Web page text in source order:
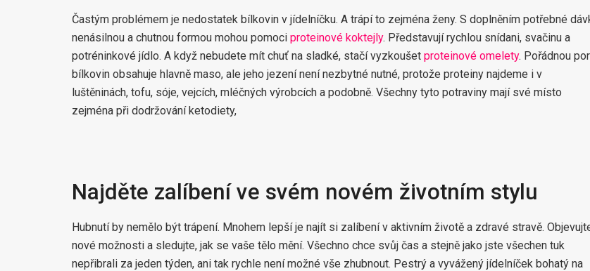
Častým problémem je nedostatek bílkovin v jídelníčku. A trápí to zejména ženy. S doplněním potřebné
nenásilnou a chutnou formou mohou pomoci proteinové koktejly. Představují rychlou snídani, svačinu a
potréninkové jídlo. A když nebudete mít chuť na sladké, stačí vyzkoušet proteinové omelety. Pořádnou
bílkovin obsahuje hlavně maso, ale jeho jezení není nezbytné nutné, protože proteiny najdeme i v
luštěninách, tofu, sóje, vejcích, mléčných výrobcích a podobně. Všechny tyto potraviny mají své místo
zejména při dodržování ketodiety,
Najděte zalíbení ve svém novém životním stylu
Hubnutí by nemělo být trápení. Mnohem lepší je najít si zalíbení v aktivním životě a zdravé stravě.
nové možnosti a sledujte, jak se vaše tělo mění. Všechno chce svůj čas a stejně jako jste všechen tuk
nepřibrali za jeden týden, ani tak rychle není možné vše zhubnout. Pestrý a vyvážený jídelníček bohatý na